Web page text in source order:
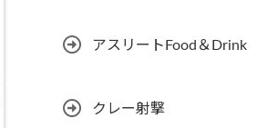
アスリートFood＆Drink
クレー射撃